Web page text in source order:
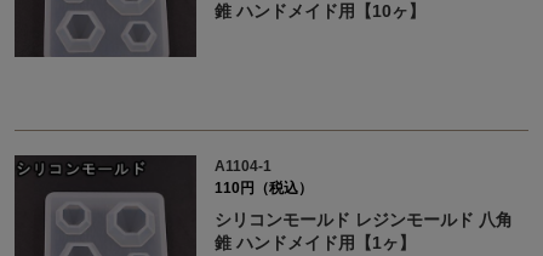
錐 ハンドメイド用【10ヶ】
A1104-1
110円（税込）
シリコンモールド レジンモールド 八角
錐 ハンドメイド用【1ヶ】